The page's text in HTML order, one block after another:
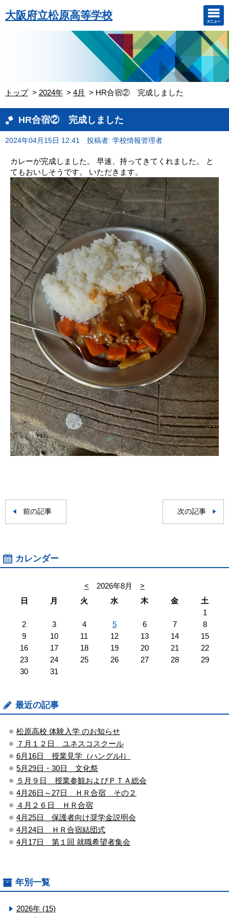
大阪府立松原高等学校
トップ 2024年 4月 HR合宿② 完成しました
HR合宿② 完成しました
2024年04月15日 12:41 投稿者: 学校情報管理者
カレーが完成しました。 早速、持ってきてくれました。 と
てもおいしそうです。 いただきます。
前の記事 次の記事
カレンダー
< 2026年8月
>
日
月 火 水 木 金
土
1
2
3 4 5 6 7
8
9
10 11 12 13 14
15
16
17 18 19 20 21
22
23
24 25 26 27 28
29
30
31
最近の記事
松原高校 体験入学 のお知らせ
７月１２日 ユネスコスクール
6月16日 授業見学（ハングルⅠ）
5月29日・30日 文化祭
５月９日 授業参観およびＰＴＡ総会
4月26日～27日 ＨＲ合宿 その２
４月２６日 ＨＲ合宿
4月25日 保護者向け奨学金説明会
4月24日 ＨＲ合宿結団式
4月17日 第１回 就職希望者集会
年別一覧
2026年 (15)